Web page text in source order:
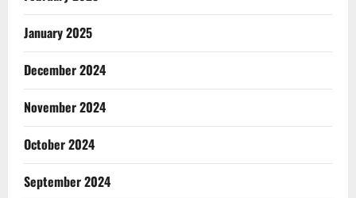
January 2025
December 2024
November 2024
October 2024
September 2024